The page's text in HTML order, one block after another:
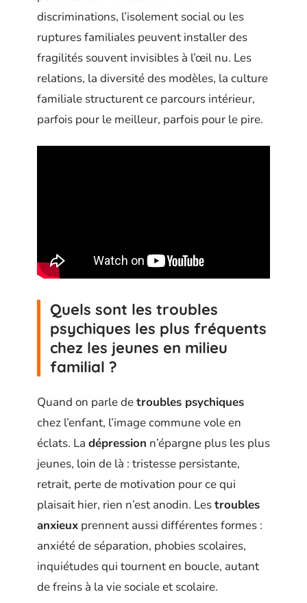
discriminations, l’isolement social ou les
ruptures familiales peuvent installer des
fragilités souvent invisibles à l’œil nu. Les
relations, la diversité des modèles, la culture
familiale structurent ce parcours intérieur,
parfois pour le meilleur, parfois pour le pire.
Quels sont les troubles
psychiques les plus fréquents
chez les jeunes en milieu
familial ?
Quand on parle detroubles psychiques
chez l’enfant, l’image commune vole en
éclats. La dépression n’épargne plus les plus
jeunes, loin de là : tristesse persistante,
retrait, perte de motivation pour ce qui
plaisait hier, rien n’est anodin. Lestroubles
anxieux prennent aussi différentes formes :
anxiété de séparation, phobies scolaires,
inquiétudes qui tournent en boucle, autant
de freins à la vie sociale et scolaire.